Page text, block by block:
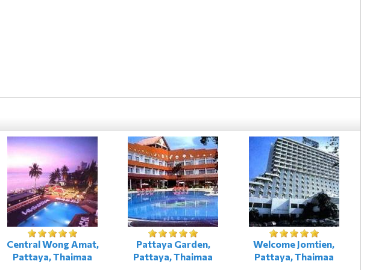
Central Wong Amat,
Pattaya, Thaimaa
Pattaya Garden,
Pattaya, Thaimaa
Welcome Jomtien,
Pattaya, Thaimaa